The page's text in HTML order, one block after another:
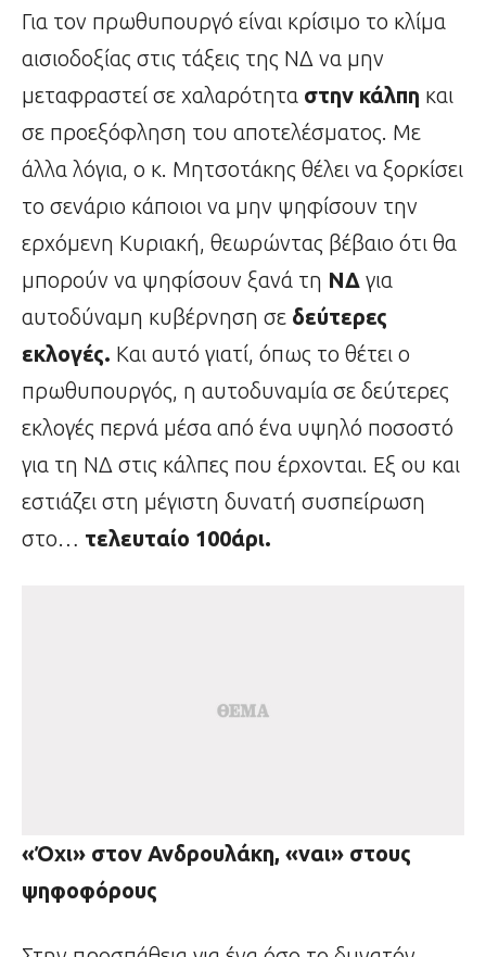
Για τον πρωθυπουργό είναι κρίσιμο το κλίμα
αισιοδοξίας στις τάξεις της ΝΔ να μην
μεταφραστεί σε χαλαρότητα στην κάλπη και
σε προεξόφληση του αποτελέσματος. Με
άλλα λόγια, ο κ. Μητσοτάκης θέλει να ξορκίσει
το σενάριο κάποιοι να μην ψηφίσουν την
ερχόμενη Κυριακή, θεωρώντας βέβαιο ότι θα
μπορούν να ψηφίσουν ξανά τη ΝΔ για
αυτοδύναμη κυβέρνηση σε δεύτερες
εκλογές. Και αυτό γιατί, όπως το θέτει ο
πρωθυπουργός, η αυτοδυναμία σε δεύτερες
εκλογές περνά μέσα από ένα υψηλό ποσοστό
για τη ΝΔ στις κάλπες που έρχονται. Εξ ου και
εστιάζει στη μέγιστη δυνατή συσπείρωση
στο… τελευταίο 100άρι.
«Όχι» στον Ανδρουλάκη, «ναι» στους
ψηφοφόρους